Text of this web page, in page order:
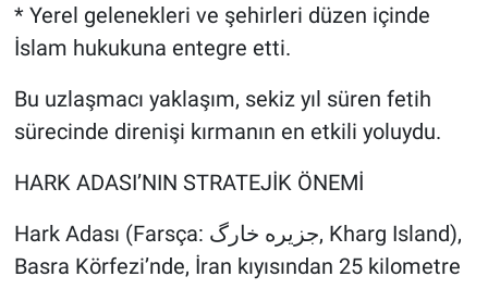
* Yerel gelenekleri ve şehirleri düzen içinde
İslam hukukuna entegre etti.
Bu uzlaşmacı yaklaşım, sekiz yıl süren fetih
sürecinde direnişi kırmanın en etkili yoluydu.
HARK ADASI’NIN STRATEJİK ÖNEMİ
Hark Adası (Farsça: جزیره خارگ, Kharg Island),
Basra Körfezi’nde, İran kıyısından 25 kilometre